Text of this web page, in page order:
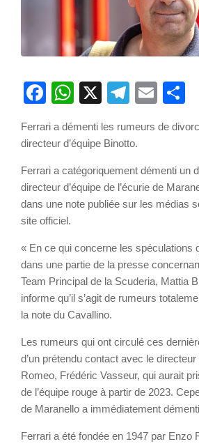
Facebook
WhatsApp
X
Ferrari a démenti les rumeurs de
directeur d’équipe Binotto.
Ferrari a catégoriquement démenti un
directeur d’équipe de l’écurie de
dans une note publiée sur les médias
site officiel.
« En ce qui concerne les spéculations
dans une partie de la presse
Team Principal de la Scuderia, Mattia
informe qu’il s’agit de rumeurs
la note du Cavallino.
Les rumeurs qui ont circulé ces
d’un prétendu contact avec le directeur
Romeo, Frédéric Vasseur, qui aurait
de l’équipe rouge à partir de 2023.
de Maranello a immédiatement
Ferrari a été fondée en 1947 par Enzo